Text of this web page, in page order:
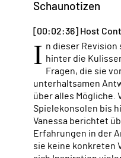
Schaunotizen
[00:02:36] Host
I n dieser Revision
hinter die
Fragen, die sie
unterhaltsamen
über alles Mögliche.
Spielekonsolen bis
Vanessa berichtet
Erfahrungen in der
sie keine konkreten